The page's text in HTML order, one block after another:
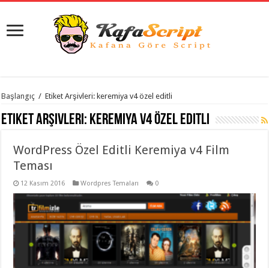
istanbul
evden
eve
organizasyon,
gaziantep
evden
taşımacılık,
evden
taşımacılık,
gaziantep
evden
taşımacılık ,
evden
Başlangıç / Etiket Arşivleri: keremiya v4 özel editli
Etiket Arşivleri: keremiya v4 özel editli
WordPress Özel Editli Keremiya v4 Film
Teması
12 Kasım 2016 Wordpres Temaları 0